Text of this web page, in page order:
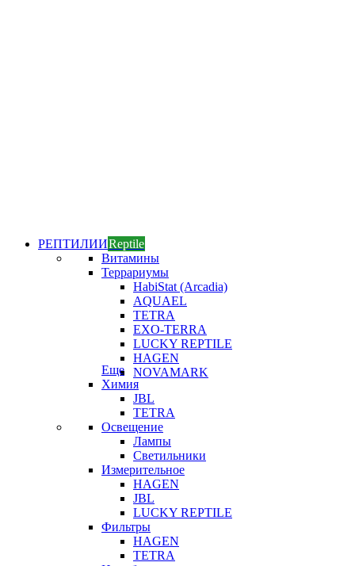
РЕПТИЛИИReptile
Витамины
Террариумы
HabiStat (Arcadia)
AQUAEL
TETRA
EXO-TERRA
LUCKY REPTILE
HAGEN
NOVAMARK
Еще
Химия
JBL
TETRA
Освещение
Лампы
Светильники
Измерительное
HAGEN
JBL
LUCKY REPTILE
Фильтры
HAGEN
TETRA